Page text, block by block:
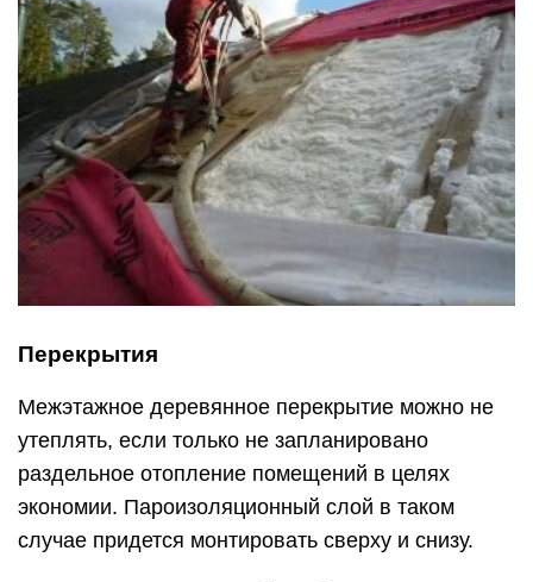
Перекрытия
Межэтажное деревянное перекрытие можно не
утеплять, если только не запланировано
раздельное отопление помещений в целях
экономии. Пароизоляционный слой в таком
случае придется монтировать сверху и снизу.